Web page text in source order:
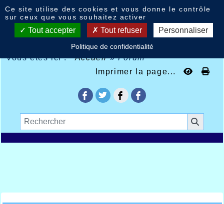
Vous êtes ici :Accueil»Forum
Imprimer la page...
Ce site utilise des cookies et vous donne le contrôle
sur ceux que vous souhaitez activer
Tout accepter Tout refuser Personnaliser
Politique de confidentialité